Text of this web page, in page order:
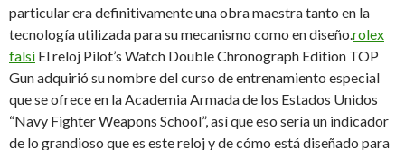
particular era definitivamente una obra maestra tanto en la
tecnología utilizada para su mecanismo como en diseño. rolex
falsi El reloj Pilot’s Watch Double Chronograph Edition TOP
Gun adquirió su nombre del curso de entrenamiento especial
que se ofrece en la Academia Armada de los Estados Unidos
“Navy Fighter Weapons School”, así que eso sería un indicador
de lo grandioso que es este reloj y de cómo está diseñado para